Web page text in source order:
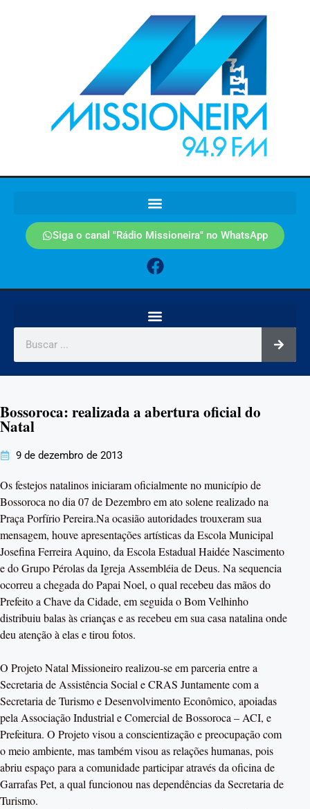
Siga o canal "Rádio Missioneira" no WhatsApp
Bossoroca: realizada a abertura oficial do
Natal
9 de dezembro de 2013
Os festejos natalinos iniciaram oficialmente no município de
Bossoroca no dia 07 de Dezembro em ato solene realizado na
Praça Porfírio Pereira.Na ocasião autoridades trouxeram sua
mensagem, houve apresentações artísticas da Escola Municipal
Josefina Ferreira Aquino, da Escola Estadual Haidée Nascimento
e do Grupo Pérolas da Igreja Assembléia de Deus. Na sequencia
ocorreu a chegada do Papai Noel, o qual recebeu das mãos do
Prefeito a Chave da Cidade, em seguida o Bom Velhinho
distribuiu balas às crianças e as recebeu em sua casa natalina onde
deu atenção à elas e tirou fotos.
O Projeto Natal Missioneiro realizou-se em parceria entre a
Secretaria de Assistência Social e CRAS Juntamente com a
Secretaria de Turismo e Desenvolvimento Econômico, apoiadas
pela Associação Industrial e Comercial de Bossoroca – ACI, e
Prefeitura. O Projeto visou a conscientização e preocupação com
o meio ambiente, mas também visou as relações humanas, pois
abriu espaço para a comunidade participar através da oficina de
Garrafas Pet, a qual funcionou nas dependências da Secretaria de
Turismo.